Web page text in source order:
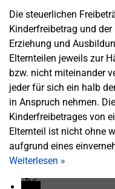
Die steuerlichen
Kinderfreibetrag und der
Erziehung und
Elternteilen jeweils zur
bzw. nicht miteinander
jeder für sich ein halb
in Anspruch nehmen.
Kinderfreibetrages von
Elternteil ist nicht ohne
aufgrund eines
Weiterlesen »